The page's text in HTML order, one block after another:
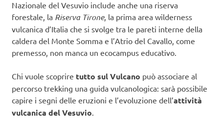
Nazionale del Vesuvio include anche una riserva
forestale, la Riserva Tirone, la prima area wilderness
vulcanica d’Italia che si svolge tra le pareti interne della
caldera del Monte Somma e l’Atrio del Cavallo, come
premesso, non manca un ecocampus educativo.
Chi vuole scoprire tutto sul Vulcano può associare al
percorso trekking una guida vulcanologica: sarà possibile
capire i segni delle eruzioni e l’evoluzione dell’attività
vulcanica del Vesuvio.